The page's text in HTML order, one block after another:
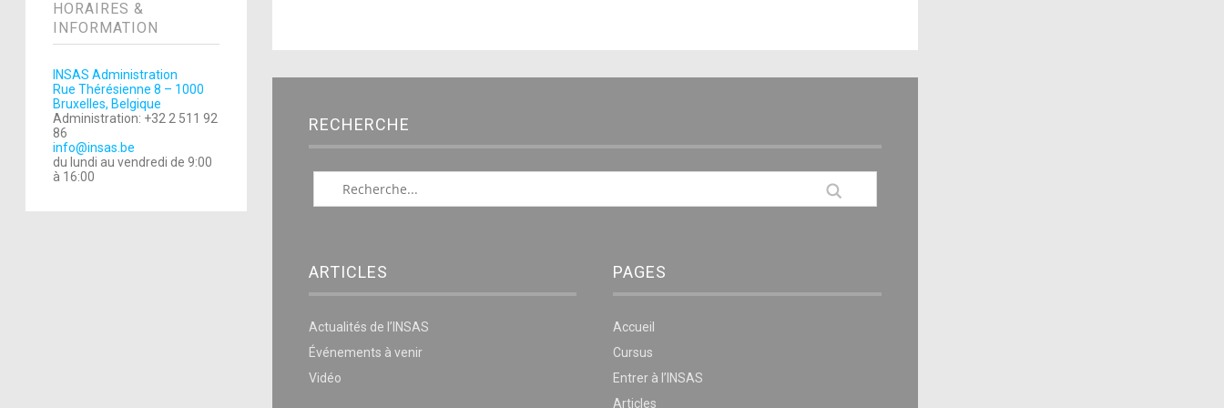
HORAIRES &
INFORMATION
INSAS Administration
Rue Thérésienne 8 – 1000
Bruxelles, Belgique
Administration: +32 2 511 92
86
info@insas.be
du lundi au vendredi de 9:00
à 16:00
RECHERCHE
ARTICLES
Actualités de l’INSAS
Événements à venir
Vidéo
PAGES
Accueil
Cursus
Entrer à l’INSAS
Articles